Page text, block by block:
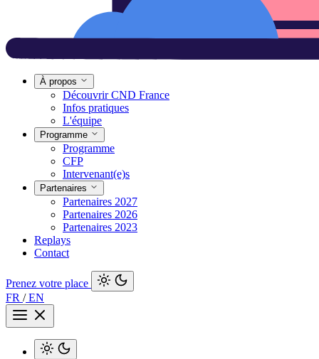
À propos
Découvrir CND France
Infos pratiques
L'équipe
Programme
Programme
CFP
Intervenant(e)s
Partenaires
Partenaires 2027
Partenaires 2026
Partenaires 2023
Replays
Contact
Prenez votre place
FR /EN